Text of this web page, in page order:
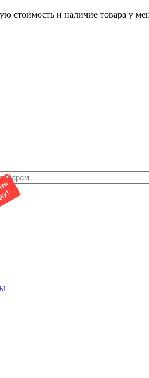
стоимость и наличие товара у